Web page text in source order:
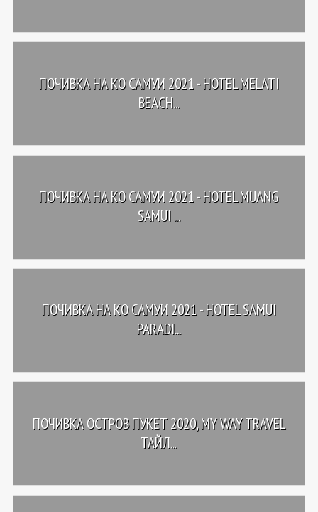
ПОЧИВКА НА КО САМУИ 2021 - HOTEL MELATI
BEACH...
ПОЧИВКА НА КО САМУИ 2021 - HOTEL MUANG
SAMUI ...
ПОЧИВКА НА КО САМУИ 2021 - HOTEL SAMUI
PARADI...
ПОЧИВКА ОСТРОВ ПУКЕТ 2020, MY WAY TRAVEL
ТАЙЛ...